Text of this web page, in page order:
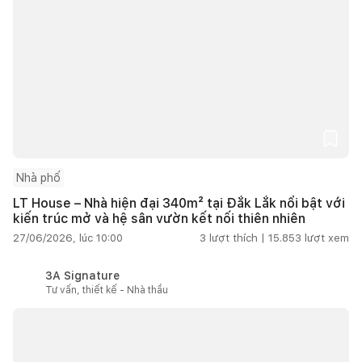
Nhà phố
LT House – Nhà hiện đại 340m² tại Đắk Lắk nổi bật với
kiến trúc mở và hệ sân vườn kết nối thiên nhiên
27/06/2026, lúc 10:00 3 lượt thích | 15.853 lượt xem
3A Signature
Tư vấn, thiết kế - Nhà thầu